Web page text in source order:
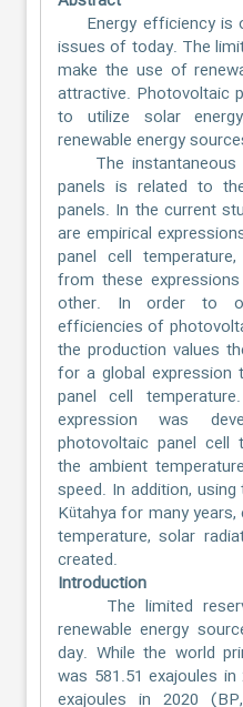
Energy efficiency is
issues of today. The
make the use of
attractive. Photovoltaic
to utilize solar
renewable energy
The instantaneous
panels is related to
panels. In the current
are empirical
panel cell
from these
other. In order to
efficiencies of
the production values
for a global expression
panel cell
expression was
photovoltaic panel cell
the ambient
speed. In addition,
Kütahya for many
temperature, solar
created.
Introduction
The limited
renewable energy
day. While the world
was 581.51 exajoules
exajoules in 2020